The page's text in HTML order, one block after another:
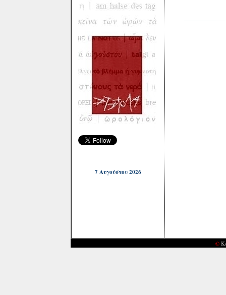
7 Αυγούστου 2026
©